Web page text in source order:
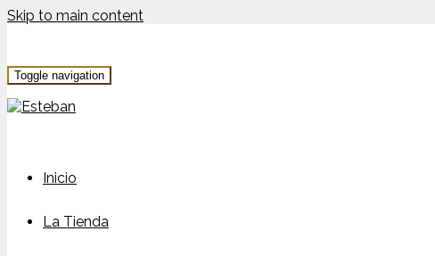
Skip to main content
Toggle navigation
Inicio
La Tienda